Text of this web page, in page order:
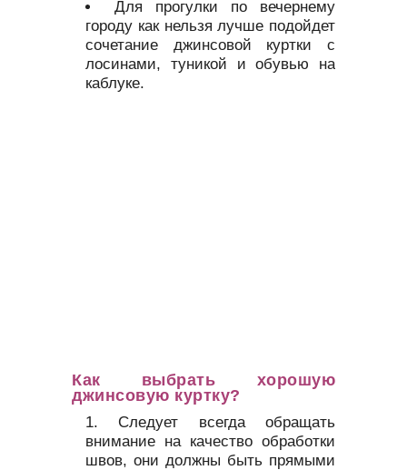
Для прогулки по вечернему
городу как нельзя лучше подойдет
сочетание джинсовой куртки с
лосинами, туникой и обувью на
каблуке.
Как выбрать хорошую
джинсовую куртку?
Следует всегда обращать
внимание на качество обработки
швов, они должны быть прямыми